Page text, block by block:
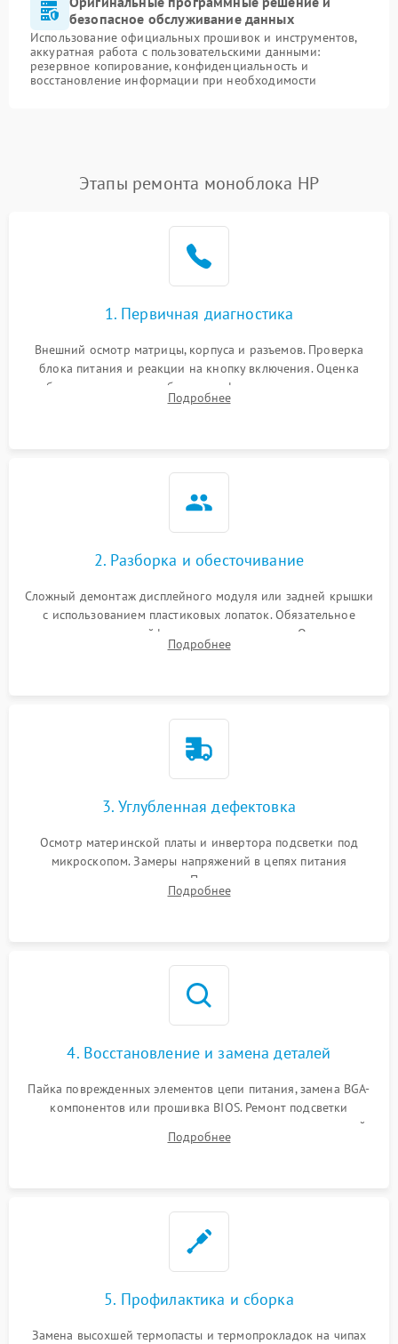
безопасное обслуживание данных
Использование официальных прошивок и инструментов,
аккуратная работа с пользовательскими данными:
резервное копирование, конфиденциальность и
восстановление информации при необходимости
Этапы ремонта моноблока HP
1. Первичная диагностика
Внешний осмотр матрицы, корпуса и разъемов. Проверка
блока питания и реакции на кнопку включения. Оценка
изображения, звука и работы периферии для сужения круга
возможных неисправностей перед вскрытием.
Подробнее
2. Разборка и обесточивание
Сложный демонтаж дисплейного модуля или задней крышки
с использованием пластиковых лопаток. Обязательное
отключение шлейфов матрицы и питания. Очистка
массивной системы охлаждения от скопившейся пыли.
Подробнее
3. Углубленная дефектовка
Осмотр материнской платы и инвертора подсветки под
микроскопом. Замеры напряжений в цепях питания
процессора и видеокарты. Проверка состояния жесткого
диска и оперативной памяти с помощью POST-карт и
Подробнее
4. Восстановление и замена деталей
Пайка поврежденных элементов цепи питания, замена BGA-
компонентов или прошивка BIOS. Ремонт подсветки
матрицы, замена неисправного накопителя на скоростной
SSD или установка новых модулей памяти.
Подробнее
5. Профилактика и сборка
Замена высохшей термопасты и термопрокладок на чипах